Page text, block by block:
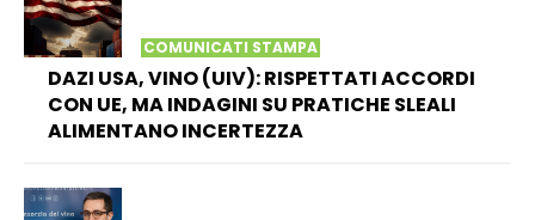
COMUNICATI STAMPA
DAZI USA, VINO (UIV): RISPETTATI ACCORDI
CON UE, MA INDAGINI SU PRATICHE SLEALI
ALIMENTANO INCERTEZZA